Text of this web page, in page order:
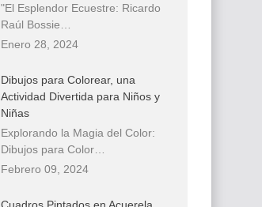
"El Esplendor Ecuestre: Ricardo
Raúl Bossie…
Enero 28, 2024
Dibujos para Colorear, una
Actividad Divertida para Niños y
Niñas
Explorando la Magia del Color:
Dibujos para Color…
Febrero 09, 2024
Cuadros Pintados en Acuerela